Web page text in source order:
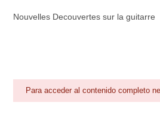
Nouvelles Decouvertes sur la guitarre
Para acceder al contenido completo